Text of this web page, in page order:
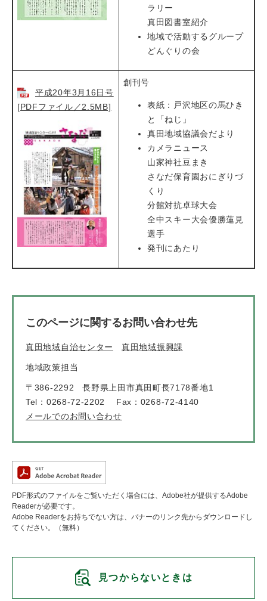
ラリー
真田図書室紹介
地域で活動するグループ
どんぐりの会
平成20年3月16日号
[PDFファイル／2.5MB]
創刊号
表紙：戸沢地区の馬ひき
と「ねじ」
真田地域協議会だより
カメラニュース
山家神社豆まき
さなだ保育園おにぎりづ
くり
分館対抗卓球大会
全中スキー大会優勝蓮見
選手
発刊にあたり
このページに関するお問い合わせ先
真田地域自治センター 真田地域振興課
地域政策担当
〒386-2292
長野県上田市真田町長7178番地1
Tel：0268-72-2202
Fax：0268-72-4140
メールでのお問い合わせ
PDF形式のファイルをご覧いただく場合には、Adobe社が提供するAdobe
Readerが必要です。
Adobe Readerをお持ちでない方は、バナーのリンク先からダウンロードし
てください。（無料）
見つからないときは